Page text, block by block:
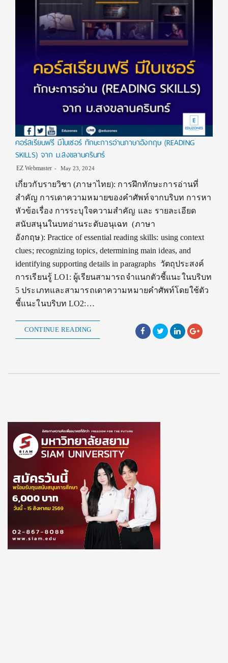
คอร์สเรียนฟรี มีใบเซอร์ ทักษะการอ่านภาษาอังกฤษ (READING
SKILLS) จาก ม.สงขลานครินทร์
EZ Webmaster May 23, 2024
เกี่ยวกับรายวิชา (ภาษาไทย): การฝึกทักษะการอ่านที่
สำคัญ การเดาความหมายของคำศัพท์จากบริบท การหา
หัวข้อเรื่อง การระบุใจความสำคัญ และ รายละเอียด
สนับสนุนในบทอ่านระดับอนุเฉท (ภาษา
อังกฤษ): Practice of essential reading skills: using context
clues; recognizing topics, determining main ideas, and
identifying supporting details in paragraphs วัตถุประสงค์
การเรียนรู้ LO1: ผู้เรียนสามารถจำแนกตัวชี้แนะในบริบท
5 ประเภทและสามารถเดาความหมายคำศัพท์โดยใช้ตัว
ชี้แนะในบริบท LO2:…
CONTINUE READING